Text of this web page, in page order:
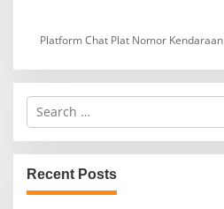
Platform Chat Plat Nomor Kendaraan
S
r
c
h
f
Recent Posts